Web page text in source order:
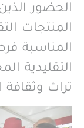
الحضور
المنتجات
المناسبة
التقليدية
تراث